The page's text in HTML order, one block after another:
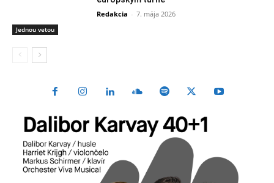
Jednou vetou
Redakcia - 7. mája 2026